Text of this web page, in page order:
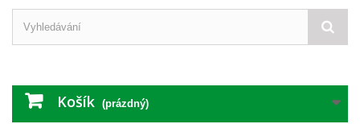
Košík (prázdný)